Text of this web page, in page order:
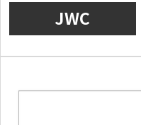
JWC